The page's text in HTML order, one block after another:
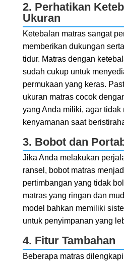
2. Perhatikan
Ukuran
Ketebalan matras sangat
memberikan dukungan
tidur. Matras dengan
sudah cukup untuk
permukaan yang keras.
ukuran matras cocok
yang Anda miliki, agar tidak
kenyamanan saat
3. Bobot dan
Jika Anda melakukan
ransel, bobot matras
pertimbangan yang tidak
matras yang ringan dan
model bahkan memiliki
untuk penyimpanan yang
4. Fitur Tambahan
Beberapa matras